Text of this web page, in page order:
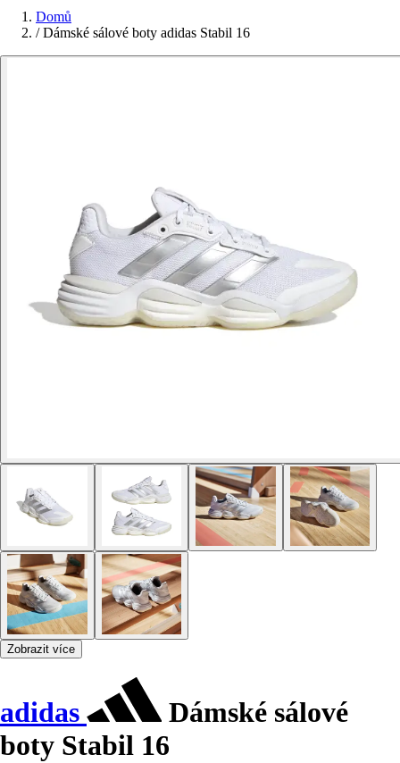
Domů
/ Dámské sálové boty adidas Stabil 16
Zobrazit více
adidas
Dámské sálové
boty Stabil 16